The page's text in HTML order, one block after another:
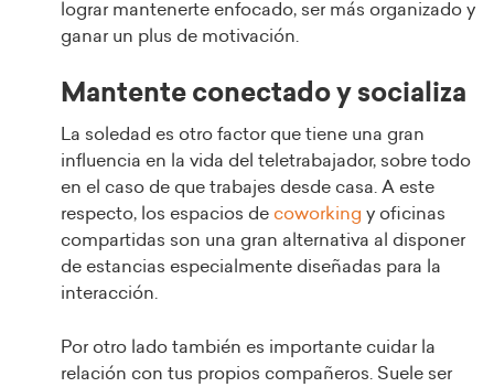
lograr mantenerte enfocado, ser más organizado y
ganar un plus de motivación.
Mantente conectado y socializa
La soledad es otro factor que tiene una gran
influencia en la vida del teletrabajador, sobre todo
en el caso de que trabajes desde casa. A este
respecto, los espacios de coworking y oficinas
compartidas son una gran alternativa al disponer
de estancias especialmente diseñadas para la
interacción.
Por otro lado también es importante cuidar la
relación con tus propios compañeros. Suele ser